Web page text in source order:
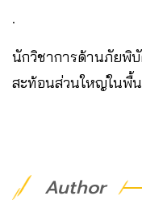
.
นักวิชาการด้านภัยพิ
สะท้อนส่วนใหญ่ในพื้
Author